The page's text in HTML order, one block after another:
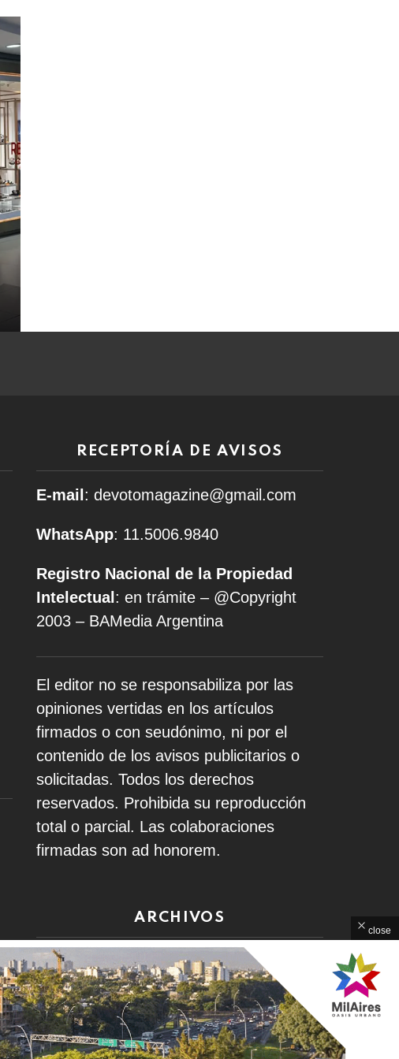
RECEPTORÍA DE AVISOS
E-mail : devotomagazine@gmail.com
WhatsApp: 11.5006.9840
Registro Nacional de la Propiedad
Intelectual : en trámite – @Copyright
2003 – BAMedia Argentina
El editor no se responsabiliza por las
opiniones vertidas en los artículos
firmados o con seudónimo, ni por el
contenido de los avisos publicitarios o
solicitadas. Todos los derechos
reservados. Prohibida su reproducción
total o parcial. Las colaboraciones
firmadas son ad honorem.
ARCHIVOS
Archivos
Home Contacto Política de Privacidad
close